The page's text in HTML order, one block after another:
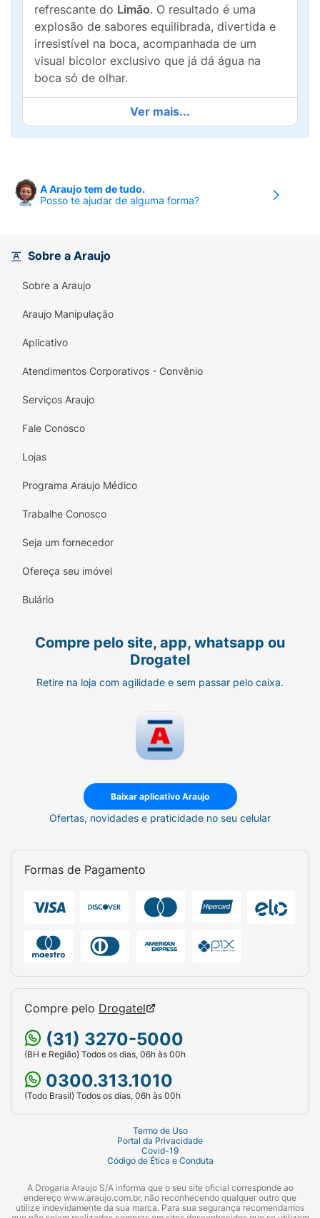
refrescante do Limão. O resultado é uma
explosão de sabores equilibrada, divertida e
irresistível na boca, acompanhada de um
visual bicolor exclusivo que já dá água na
boca só de olhar.
Perfeito para quem busca um docinho
durante o dia sem sair do foco, esta versão é
Sem Açúcar, oferecendo todo o sabor
maior que a tradicional) garante que a sua
diversão dure por muito mais tempo. É o
gaveta do escritório. Abra a sua caixinha e
deixe o lado divertido da vida rolar!
a combinação perfeita e simultânea de
Framboesa e Limão.
Fórmula Zero Açúcar:
açúcares adicionados.
Tamanho Família/Econômico:
que a versão convencional.
Visual Divertido:
encantam os olhos e garantem uma
clássica em acrílico com tampa "abre e
compartilhar.
Ideal para refrescar o hálito e dar aquela
dia. Leve na bolsa, na mochila ou deixe no
carro. É a opção perfeita para quebrar a
rotina no meio da tarde ou para compartilhar
momento de descontração. Atenção: Produto
Sem Açúcar, porém, conforme alerta a
embalagem, não é caracterizado como um
Marca:
Tic Tac (Ferrero).
Linha:
Two (2 Sabores).
Restrições Alimentares:Sem Açúcar.
Peso Líquido:38,5g.
Apresentação:Caixinha de acrílico com
tampa dosadora.
Ver mais...
A Araujo tem de tudo.
Posso te ajudar de alguma forma?
Sobre a Araujo
Sobre a Araujo
Araujo Manipulação
Aplicativo
Atendimentos Corporativos - Convênio
Serviços Araujo
Fale Conosco
Lojas
Programa Araujo Médico
Trabalhe Conosco
Seja um fornecedor
Ofereça seu imóvel
Bulário
Compre pelo site, app, whatsapp ou
Drogatel
Retire na loja com agilidade e sem passar pelo caixa.
Baixar aplicativo Araujo
Ofertas, novidades e praticidade no seu celular
Formas de Pagamento
Compre pelo Drogatel
(31) 3270-5000
(BH e Região) Todos os dias, 06h às 00h
0300.313.1010
(Todo Brasil) Todos os dias, 06h às 00h
Termo de Uso
Portal da Privacidade
Covid-19
Código de Ética e Conduta
A Drogaria Araujo S/A informa que o seu site oficial corresponde ao
endereço www.araujo.com.br, não reconhecendo qualquer outro que
utilize indevidamente da sua marca. Para sua segurança recomendamos